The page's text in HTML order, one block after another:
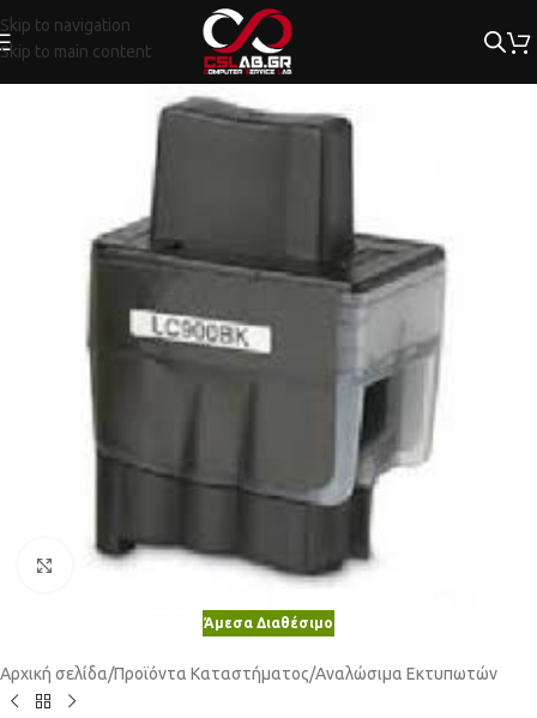
Skip to navigation
Skip to main content
Κλικ για μεγέθυνση
Άμεσα Διαθέσιμο
Αρχική σελίδα/Προϊόντα Καταστήματος/Αναλώσιμα Εκτυπωτών